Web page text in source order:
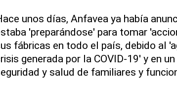
unos días, Anfavea ya había
'preparándose' para tomar
fábricas en todo el país, debido al
generada por la COVID-19' y en
y salud de familiares y